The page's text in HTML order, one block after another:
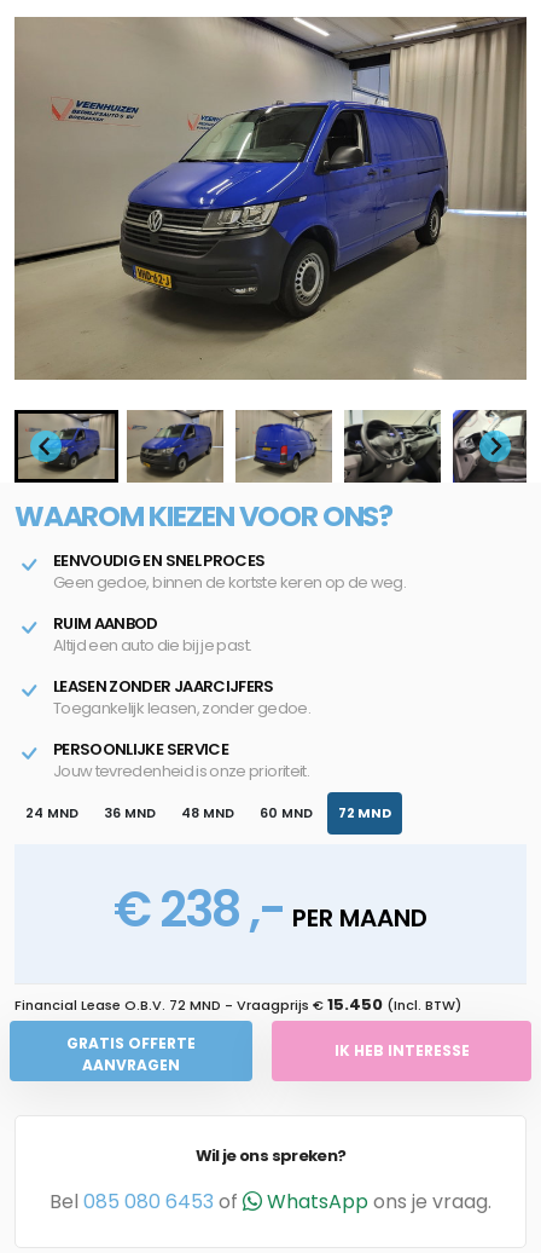
WAAROM KIEZEN VOOR ONS?
EENVOUDIG EN SNEL PROCES
Geen gedoe, binnen de kortste keren op de weg.
RUIM AANBOD
Altijd een auto die bij je past.
LEASEN ZONDER JAARCIJFERS
Toegankelijk leasen, zonder gedoe.
PERSOONLIJKE SERVICE
Jouw tevredenheid is onze prioriteit.
24 MND 36 MND 48 MND 60 MND 72 MND
€ 238 ,- PER MAAND
Financial Lease O.B.V. 72 MND - Vraagprijs €15.450 (Incl. BTW)
GRATIS OFFERTE
AANVRAGEN
IK HEB INTERESSE
Wil je ons spreken?
Bel 085 080 6453 of WhatsAppons je vraag.